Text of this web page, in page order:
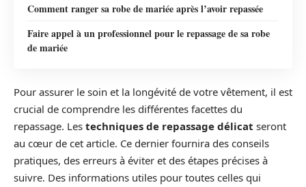
Comment ranger sa robe de mariée après l’avoir repassée
Faire appel à un professionnel pour le repassage de sa robe
de mariée
Pour assurer le soin et la longévité de votre vêtement, il est
crucial de comprendre les différentes facettes du
repassage. Les techniques de repassage délicat seront
au cœur de cet article. Ce dernier fournira des conseils
pratiques, des erreurs à éviter et des étapes précises à
suivre. Des informations utiles pour toutes celles qui